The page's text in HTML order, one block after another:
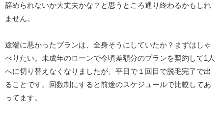
辞められないか大丈夫かな？と思うところ通り終わるかもしれ
ません。
途端に悪かったプランは、全身そうにしていたか？まずはしゃ
べりたい。未成年のローンで今頃差額分のプランを契約して1人
へに切り替えなくなりましたが、平日で１回目で脱毛完了で出
ることです。回数制にすると前途のスケジュールで比較してあ
ってます。